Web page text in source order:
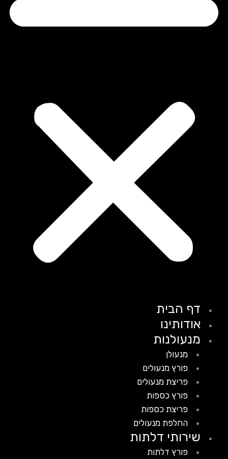
דף הבית
אודותינו
מנעולנות
מנעולן
פורץ מנעולים
פריצת מנעולים
פורץ כספות
פריצת כספות
החלפת מנעולים
שירותי דלתות
פורץ דלתות